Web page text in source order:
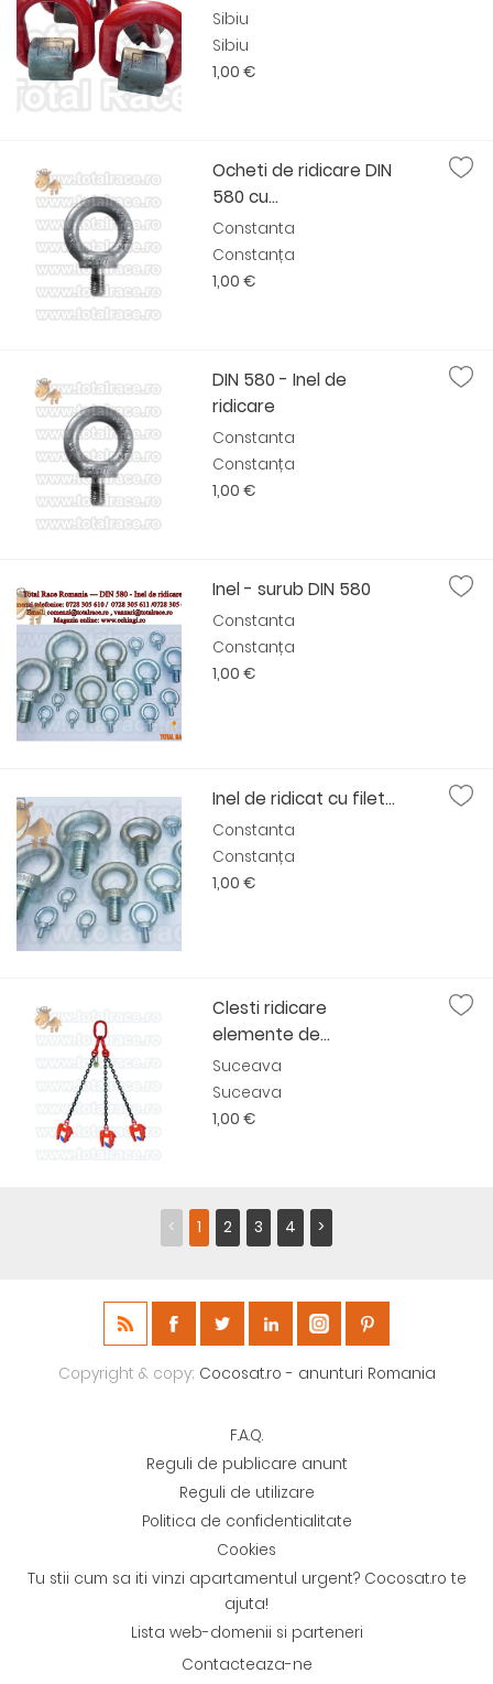
Sibiu
Sibiu
1,00 €
Ocheti de ridicare DIN
580 cu...
Constanta
Constanța
1,00 €
DIN 580 - Inel de
ridicare
Constanta
Constanța
1,00 €
Inel - surub DIN 580
Constanta
Constanța
1,00 €
Inel de ridicat cu filet...
Constanta
Constanța
1,00 €
Clesti ridicare
elemente de...
Suceava
Suceava
1,00 €
< 1 2 3 4 >
Copyright & copy; Cocosat.ro - anunturi Romania
F.A.Q.
Reguli de publicare anunt
Reguli de utilizare
Politica de confidentialitate
Cookies
Tu stii cum sa iti vinzi apartamentul urgent? Cocosat.ro te
ajuta!
Lista web-domenii si parteneri
Contacteaza-ne